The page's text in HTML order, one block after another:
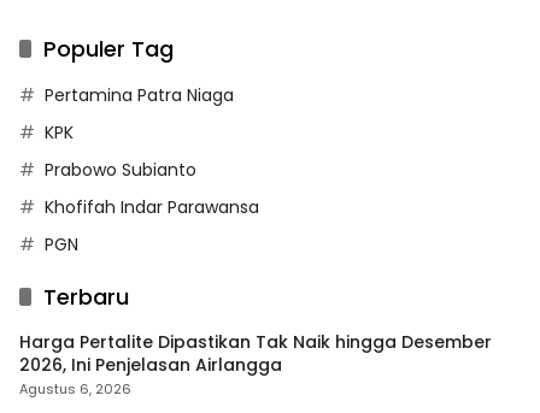
Populer Tag
Pertamina Patra Niaga
KPK
Prabowo Subianto
Khofifah Indar Parawansa
PGN
Terbaru
Harga Pertalite Dipastikan Tak Naik hingga Desember
2026, Ini Penjelasan Airlangga
Agustus 6, 2026